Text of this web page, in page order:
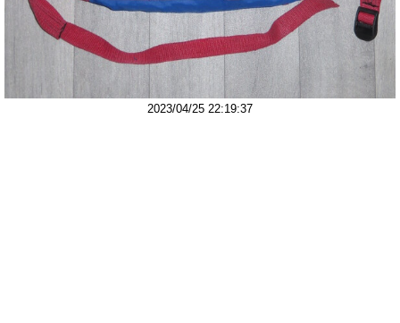
2023/04/25 22:19:37